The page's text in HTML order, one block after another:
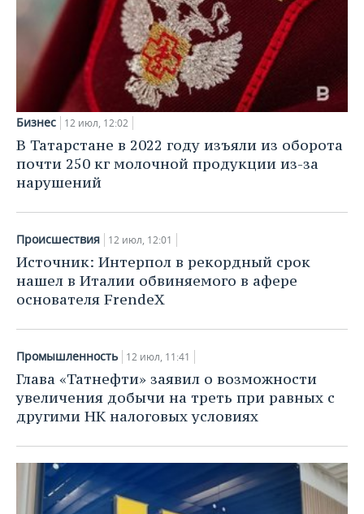
Бизнес 12 июл, 12:02
В Татарстане в 2022 году изъяли из оборота
почти 250 кг молочной продукции из-за
нарушений
Происшествия 12 июл, 12:01
Источник: Интерпол в рекордный срок
нашел в Италии обвиняемого в афере
основателя FrendeХ
Промышленность 12 июл, 11:41
Глава «Татнефти» заявил о возможности
увеличения добычи на треть при равных с
другими НК налоговых условиях